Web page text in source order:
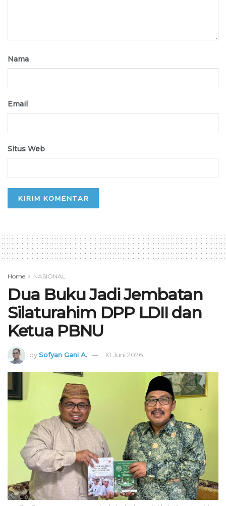
Nama
Email
Situs Web
Home NASIONAL
Dua Buku Jadi Jembatan
Silaturahim DPP LDII dan
Ketua PBNU
bySofyan Gani A. 10 Juni 2026